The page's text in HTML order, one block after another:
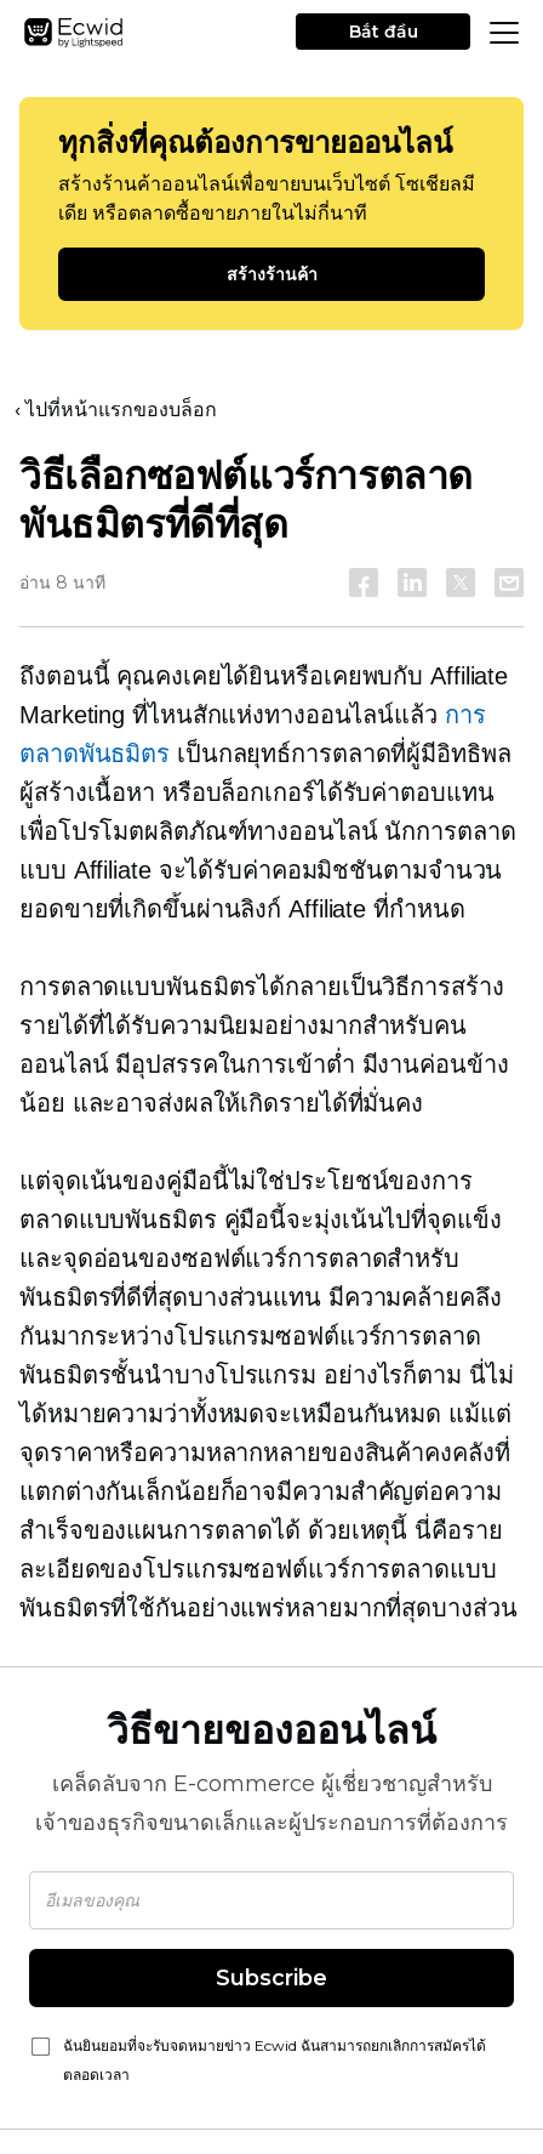
Bắt đầu
ทุกสิ่งที่คุณต้องการขายออนไลน์
สร้างร้านค้าออนไลน์เพื่อขายบนเว็บไซต์ โซเชียลมี
เดีย หรือตลาดซื้อขายภายในไม่กี่นาที
สร้างร้านค้า
‹ ไปที่หน้าแรกของบล็อก
วิธีเลือกซอฟต์แวร์การตลาด
พันธมิตรที่ดีที่สุด
อ่าน 8 นาที
ถึงตอนนี้ คุณคงเคยได้ยินหรือเคยพบกับ Affiliate
Marketing ที่ไหนสักแห่งทางออนไลน์แล้ว การ
ตลาดพันธมิตร เป็นกลยุทธ์การตลาดที่ผู้มีอิทธิพล
ผู้สร้างเนื้อหา หรือบล็อกเกอร์ได้รับค่าตอบแทน
เพื่อโปรโมตผลิตภัณฑ์ทางออนไลน์ นักการตลาด
แบบ Affiliate จะได้รับค่าคอมมิชชันตามจำนวน
ยอดขายที่เกิดขึ้นผ่านลิงก์ Affiliate ที่กำหนด
การตลาดแบบพันธมิตรได้กลายเป็นวิธีการสร้าง
รายได้ที่ได้รับความนิยมอย่างมากสำหรับคน
ออนไลน์ มีอุปสรรคในการเข้าต่ำ มีงานค่อนข้าง
น้อย และอาจส่งผลให้เกิดรายได้ที่มั่นคง
แต่จุดเน้นของคู่มือนี้ไม่ใช่ประโยชน์ของการ
ตลาดแบบพันธมิตร คู่มือนี้จะมุ่งเน้นไปที่จุดแข็ง
และจุดอ่อนของซอฟต์แวร์การตลาดสำหรับ
พันธมิตรที่ดีที่สุดบางส่วนแทน มีความคล้ายคลึง
กันมากระหว่างโปรแกรมซอฟต์แวร์การตลาด
พันธมิตรชั้นนำบางโปรแกรม อย่างไรก็ตาม นี่ไม่
ได้หมายความว่าทั้งหมดจะเหมือนกันหมด แม้แต่
จุดราคาหรือความหลากหลายของสินค้าคงคลังที่
แตกต่างกันเล็กน้อยก็อาจมีความสำคัญต่อความ
สำเร็จของแผนการตลาดได้ ด้วยเหตุนี้ นี่คือราย
ละเอียดของโปรแกรมซอฟต์แวร์การตลาดแบบ
พันธมิตรที่ใช้กันอย่างแพร่หลายมากที่สุดบางส่วน
วิธีขายของออนไลน์
เคล็ดลับจาก E-commerce ผู้เชี่ยวชาญสำหรับ
เจ้าของธุรกิจขนาดเล็กและผู้ประกอบการที่ต้องการ
Subscribe
ฉันยินยอมที่จะรับจดหมายข่าว Ecwid ฉันสามารถยกเลิกการสมัครได้
ตลอดเวลา